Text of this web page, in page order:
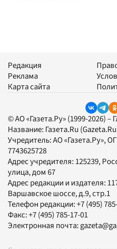
Редакция
Реклама
Карта сайта
© АО «Газета.Ру» (1999-2026) –
Название: Газета.Ru
Учредитель:АО «Газета.Ру»,
7743625728
Адрес учредителя: 125239,
улица, дом 67
Адрес редакции и издателя:
Варшавское шоссе, д.9, стр.1
Телефон редакции:+7 (495)
Факс:+7 (495) 785-17-01
Электронная почта: